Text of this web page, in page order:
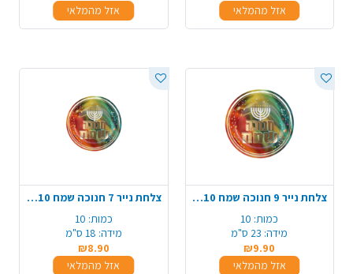
אזל מהמלאי
אזל מהמלאי
צלחת נייר 9 חנוכה שמח 10 יח' - צבעוני
כמות: 10
מידה: 23 ס"מ
₪9.90
אזל מהמלאי
צלחת נייר 7 חנוכה שמח 10 יח' - צבעוני
כמות: 10
מידה: 18 ס"מ
₪8.90
אזל מהמלאי